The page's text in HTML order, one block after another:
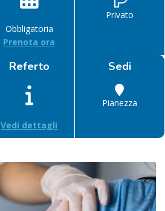
Obbligatoria
Prenota ora
Privato
Referto
Vedi dettagli
Sedi
Pianezza